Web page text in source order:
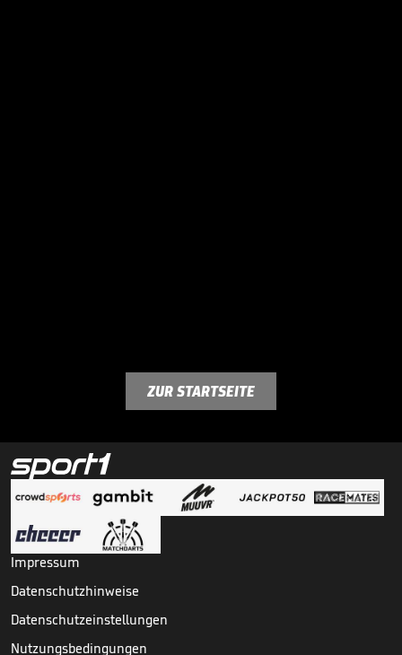
ZUR STARTSEITE
Impressum
Datenschutzhinweise
Datenschutzeinstellungen
Nutzungsbedingungen